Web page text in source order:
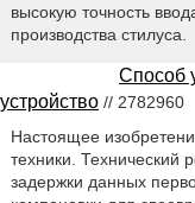
высокую точность
производства стилуса.
Способ
устройство // 2782960
Настоящее
техники. Технический
задержки данных